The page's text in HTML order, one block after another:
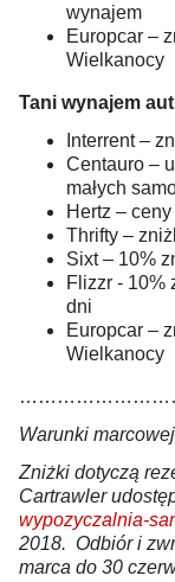
wynajem
Europcar –
Wielkanocy
Tani wynajem
Interrent –
Centauro –
małych
Hertz –
Thrifty –
Sixt – 10%
Flizzr - 10%
dni
Europcar –
Wielkanocy
Warunki
Zniżki dotyczą
Cartrawler
wypozyczalnia-
2018. Odbiór i
marca do 30